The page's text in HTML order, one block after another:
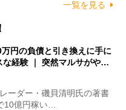
一覧を見る
万円の負債と引き換えに手に
な経験 ｜ 突然マルサがや…
ーダー・磯貝清明氏の著書
10億円稼い…